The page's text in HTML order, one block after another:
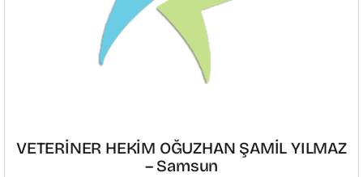
VETERİNER HEKİM OĞUZHAN ŞAMİL YILMAZ
– Samsun